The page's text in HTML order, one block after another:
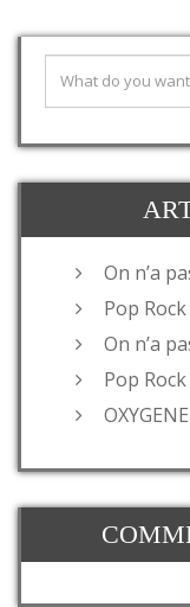
On n’a
Pop
On n’a
Pop